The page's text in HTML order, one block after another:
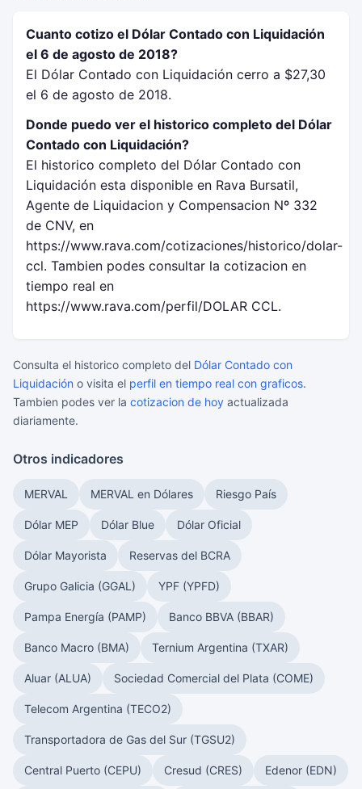
Cuanto cotizo el Dólar Contado con Liquidación
el 6 de agosto de 2018?
El Dólar Contado con Liquidación cerro a $27,30
el 6 de agosto de 2018.
Donde puedo ver el historico completo del Dólar
Contado con Liquidación?
El historico completo del Dólar Contado con
Liquidación esta disponible en Rava Bursatil,
Agente de Liquidacion y Compensacion Nº 332
de CNV, en
https://www.rava.com/cotizaciones/historico/dolar-
ccl. Tambien podes consultar la cotizacion en
tiempo real en
https://www.rava.com/perfil/DOLAR CCL.
Consulta el historico completo del Dólar Contado con
Liquidación o visita el perfil en tiempo real con graficos.
Tambien podes ver la cotizacion de hoy actualizada
diariamente.
Otros indicadores
MERVAL MERVAL en Dólares Riesgo País
Dólar MEP Dólar Blue Dólar Oficial
Dólar Mayorista Reservas del BCRA
Grupo Galicia (GGAL) YPF (YPFD)
Pampa Energía (PAMP) Banco BBVA (BBAR)
Banco Macro (BMA) Ternium Argentina (TXAR)
Aluar (ALUA) Sociedad Comercial del Plata (COME)
Telecom Argentina (TECO2)
Transportadora de Gas del Sur (TGSU2)
Central Puerto (CEPU) Cresud (CRES) Edenor (EDN)